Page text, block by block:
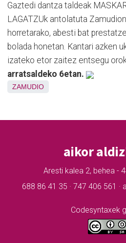
Gaztedi dantza taldeak
LAGATZUk antolatuta
horretarako, abesti bat
bolada honetan. Kantari azken
izateko etor zaitez entsegu
arratsaldeko 6etan.
ZAMUDIO
aikor
Aresti kalea 2, behea -
688 86 41 35 · 747 406 561
Codesyntaxek